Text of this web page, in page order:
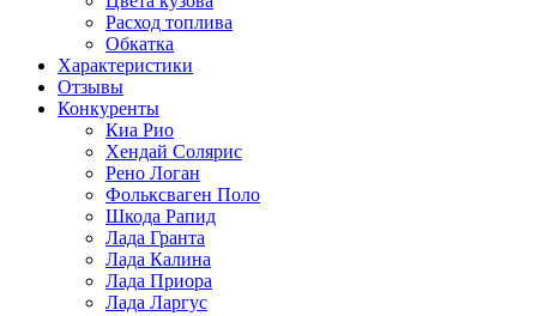
Расход топлива
Обкатка
Характеристики
Отзывы
Конкуренты
Киа Рио
Хендай Солярис
Рено Логан
Фольксваген Поло
Шкода Рапид
Лада Гранта
Лада Калина
Лада Приора
Лада Ларгус